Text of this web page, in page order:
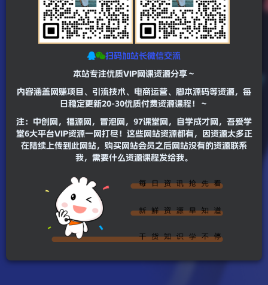
扫码加站长微信交流
本站专注优质VIP网课资源分享～
内容涵盖网赚项目、引流技术、电商运营、脚本源码等资源，每
日稳定更新20-30优质付费资源课程！～
注：中创网，福源网，冒泡网，97课堂网，自学成才网，吾爱学
堂6大平台VIP资源一网打尽！这些网站资源都有，因资源太多正
在陆续上传到此网站，购买网站会员之后网站没有的资源联系
我，需要什么资源课程发给我。